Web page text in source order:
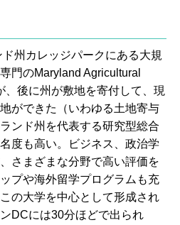
州カレッジパークにある大規
門のMaryland Agricultural
後に州が敷地を寄付して、現
ができた（いわゆる土地寄与
ンド州を代表する研究型総合
度も高い。ビジネス、政治学
さまざまな分野で高い評価を
プや海外留学プログラムも充
の大学を中心として形成され
DCには30分ほどで出られ